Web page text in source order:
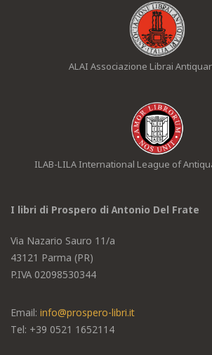
ALAI Associazione Librai
ILAB-LILA International League of
I libri di Prospero di Antonio Del Frate
Via Nazario Sauro 11/a
43121 Parma (PR)
P.IVA 02098530344
Email: info@prospero-libri.it
Tel: +39 0521 1652114